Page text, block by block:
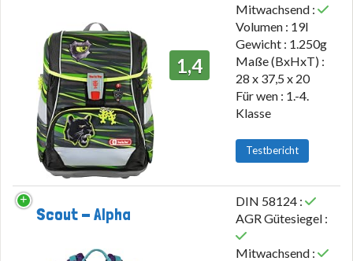
1,4
Mitwachsend :
Volumen : 19l
Gewicht : 1.250g
Maße (BxHxT) :
28 x 37,5 x 20
Für wen : 1.-4.
Klasse
Testbericht
Scout - Alpha
DIN 58124 :
AGR Gütesiegel :
Mitwachsend :